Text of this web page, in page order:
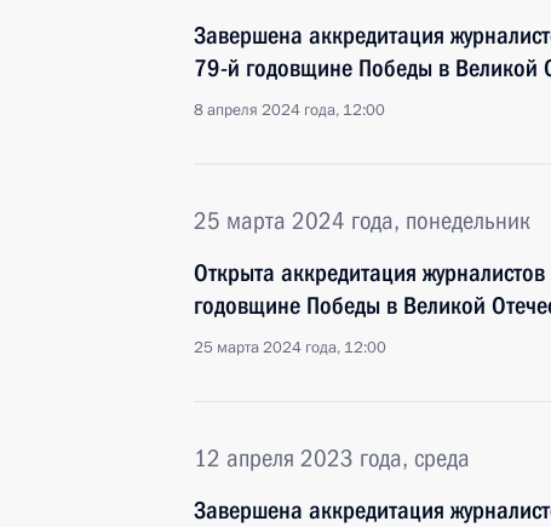
Завершена аккредитация
79-й годовщине Победы в Великой
8 апреля 2024 года, 12:00
25 марта 2024 года, понедельник
Открыта аккредитация
годовщине Победы в Великой
25 марта 2024 года, 12:00
12 апреля 2023 года, среда
Завершена аккредитация